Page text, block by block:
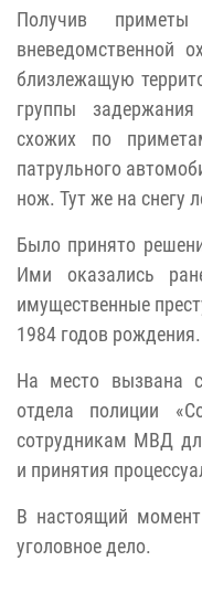
Получив приметы
вневедомственной
близлежащую
группы
схожих по
патрульного
нож. Тут же на снегу
Было принято
Ими оказались
имущественные
1984 годов рождения.
На место вызвана
отдела полиции
сотрудникам МВД
и принятия
В настоящий
уголовное дело.